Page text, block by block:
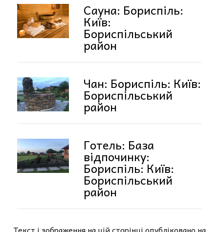
Сауна: Бориспіль:
Київ:
Бориспільський
район
Чан: Бориспіль: Київ:
Бориспільський
район
Готель: База
відпочинку:
Бориспіль: Київ:
Бориспільський
район